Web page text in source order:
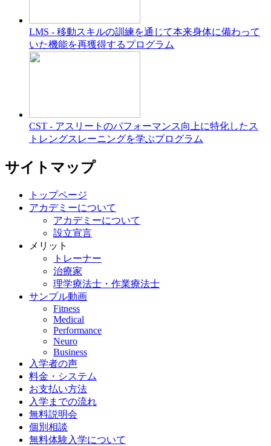
LMS - 移動スキルの訓練を通じて本来身体に備わって
いた機能を再獲得するプログラム
CST - アスリートのパフォーマンス向上に特化したス
トレングスレーニングを学ぶプログラム
サイトマップ
トップページ
アカデミーについて
アカデミーについて
設立宣言
メリット
トレーナー
治療家
理学療法士・作業療法士
サンプル動画
Fitness
Medical
Performance
Neuro
Business
入学者の声
料金・システム
お支払い方法
入学までの流れ
無料説明会
個別相談
無料体験入学について